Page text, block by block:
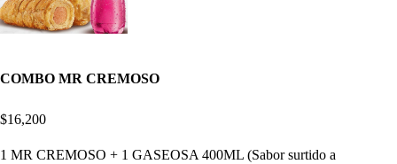
COMBO MR CREMOSO
$16,200
1 MR CREMOSO + 1 GASEOSA 400ML (Sabor surtido a